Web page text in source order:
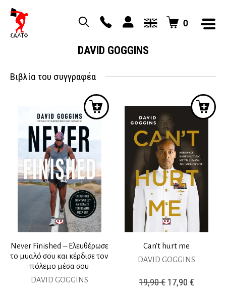
0
DAVID GOGGINS
Βιβλία του συγγραφέα
Never Finished – Ελευθέρωσε
το μυαλό σου και κέρδισε τον
πόλεμο μέσα σου
DAVID GOGGINS
Can’t hurt me
DAVID GOGGINS
19,90€ Original
17,90€